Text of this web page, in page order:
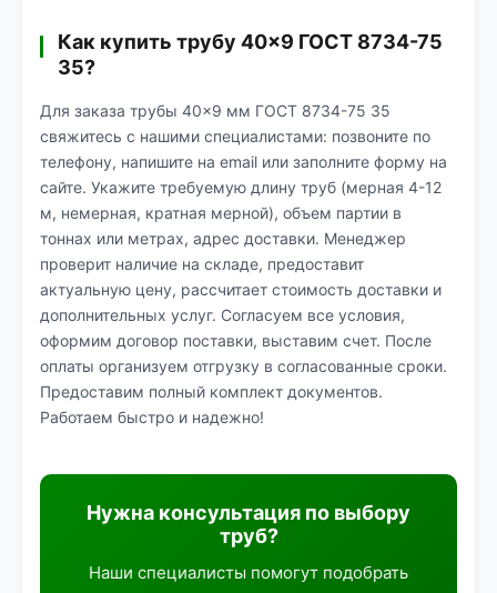
Как купить трубу 40×9 ГОСТ 8734-75
35?
Для заказа трубы 40×9 мм ГОСТ 8734-75 35
свяжитесь с нашими специалистами: позвоните по
телефону, напишите на email или заполните форму на
сайте. Укажите требуемую длину труб (мерная 4-12
м, немерная, кратная мерной), объем партии в
тоннах или метрах, адрес доставки. Менеджер
проверит наличие на складе, предоставит
актуальную цену, рассчитает стоимость доставки и
дополнительных услуг. Согласуем все условия,
оформим договор поставки, выставим счет. После
оплаты организуем отгрузку в согласованные сроки.
Предоставим полный комплект документов.
Работаем быстро и надежно!
Нужна консультация по выбору
труб?
Наши специалисты помогут подобрать